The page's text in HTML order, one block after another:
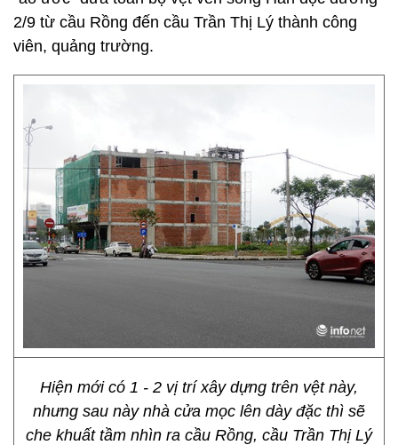
2/9 từ cầu Rồng đến cầu Trần Thị Lý thành công
viên, quảng trường.
Hiện mới có 1 - 2 vị trí xây dựng trên vệt này,
nhưng sau này nhà cửa mọc lên dày đặc thì sẽ
che khuất tầm nhìn ra cầu Rồng, cầu Trần Thị Lý